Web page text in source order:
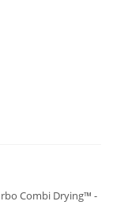
Combi Drying™ -